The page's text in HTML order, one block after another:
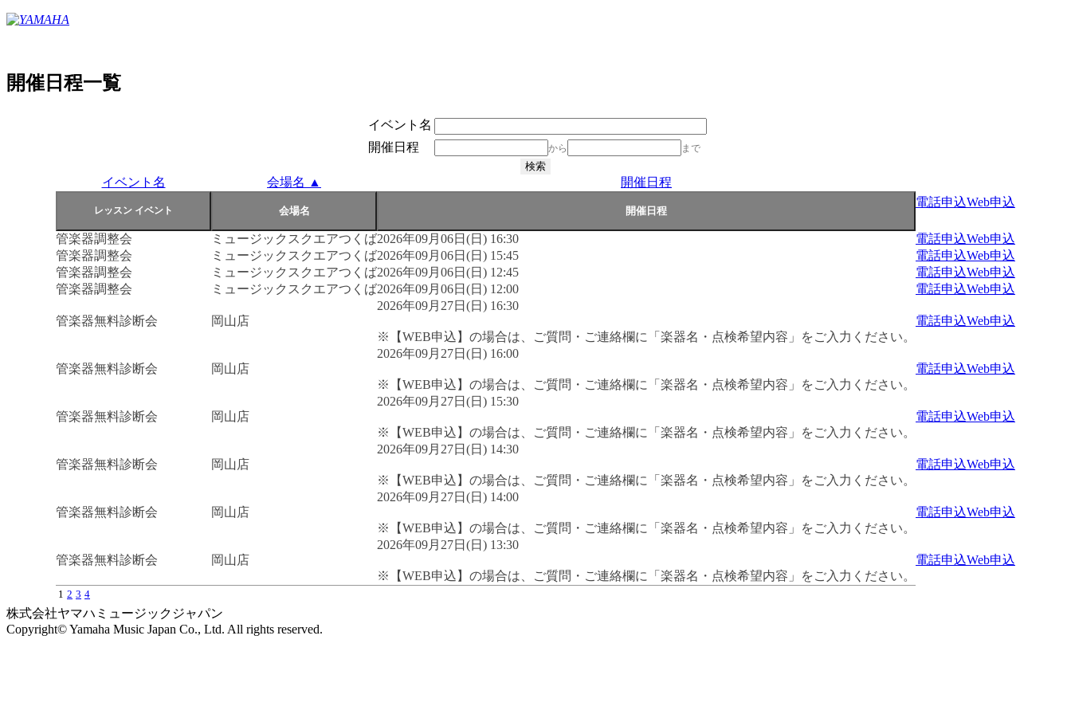
開催日程一覧
イベント名
開催日程
から まで
イベント名 会場名 ▲
開催日程
電話申込Web申込
管楽器調整会 ミュージックスクエアつくば2026年09月06日(日) 16:30 電話申込Web申込
管楽器調整会
ミュージックスクエアつくば2026年09月06日(日) 15:45 電話申込Web申込
管楽器調整会
ミュージックスクエアつくば2026年09月06日(日) 12:45 電話申込Web申込
管楽器調整会
ミュージックスクエアつくば2026年09月06日(日) 12:00 電話申込Web申込
管楽器無料診断会 岡山店
2026年09月27日(日) 16:30
※【WEB申込】の場合は、ご質問・ご連絡欄に「楽器名・点検希望内容」をご入力ください。
電話申込Web申込
管楽器無料診断会 岡山店
2026年09月27日(日) 16:00
※【WEB申込】の場合は、ご質問・ご連絡欄に「楽器名・点検希望内容」をご入力ください。
電話申込Web申込
管楽器無料診断会 岡山店
2026年09月27日(日) 15:30
※【WEB申込】の場合は、ご質問・ご連絡欄に「楽器名・点検希望内容」をご入力ください。
電話申込Web申込
管楽器無料診断会 岡山店
2026年09月27日(日) 14:30
※【WEB申込】の場合は、ご質問・ご連絡欄に「楽器名・点検希望内容」をご入力ください。
電話申込Web申込
管楽器無料診断会 岡山店
2026年09月27日(日) 14:00
※【WEB申込】の場合は、ご質問・ご連絡欄に「楽器名・点検希望内容」をご入力ください。
電話申込Web申込
管楽器無料診断会 岡山店
2026年09月27日(日) 13:30
※【WEB申込】の場合は、ご質問・ご連絡欄に「楽器名・点検希望内容」をご入力ください。
電話申込Web申込
1 2 3 4
株式会社ヤマハミュージックジャパン
Copyright© Yamaha Music Japan Co., Ltd. All rights reserved.